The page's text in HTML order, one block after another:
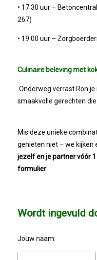
Na 13
Save The
Eerste
ALV 2022 -
• 17.30 uur –
267)
• 19.00 uur –
Culinaire beleving met
Onderweg verrast Ron
smaakvolle gerechten
Mis deze unieke
genieten niet – we kijken
jezelf en je partner vóór
formulier
Wordt ingevuld
Jouw naam: